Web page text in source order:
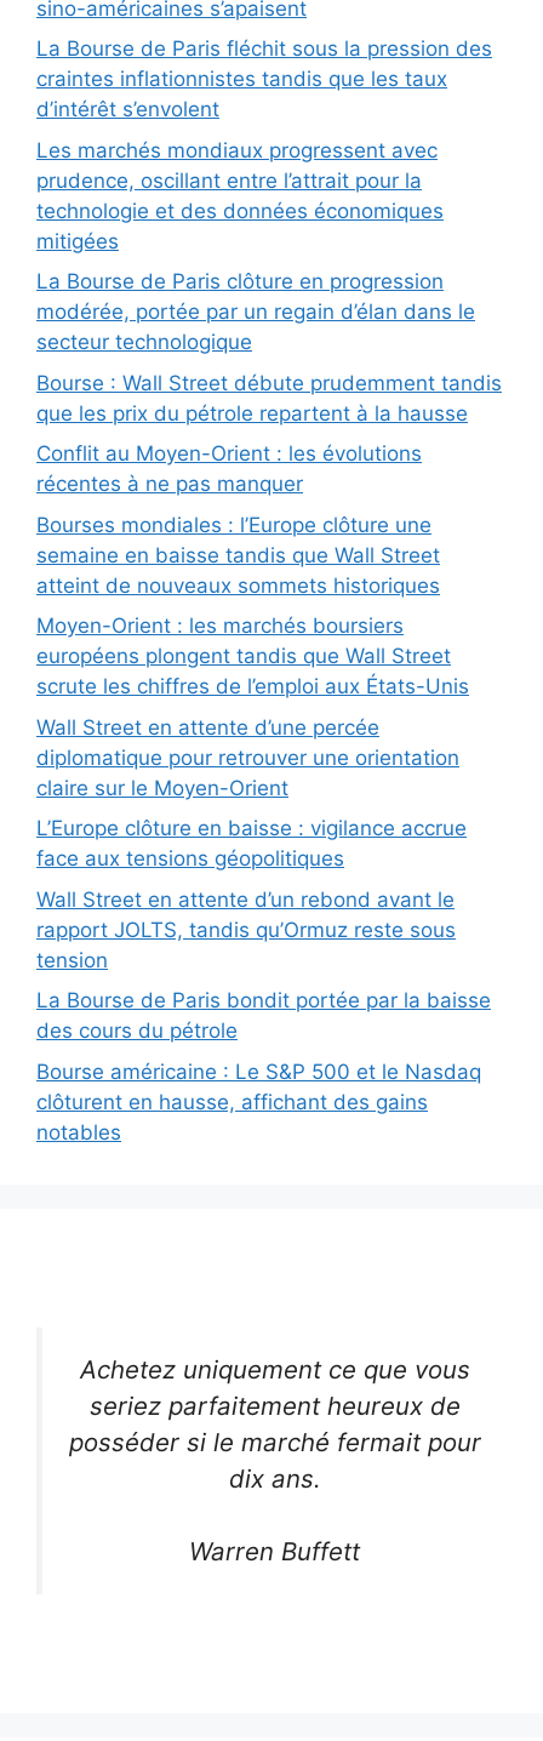
sino-américaines s’apaisent
La Bourse de Paris fléchit sous la pression des
craintes inflationnistes tandis que les taux
d’intérêt s’envolent
Les marchés mondiaux progressent avec
prudence, oscillant entre l’attrait pour la
technologie et des données économiques
mitigées
La Bourse de Paris clôture en progression
modérée, portée par un regain d’élan dans le
secteur technologique
Bourse : Wall Street débute prudemment tandis
que les prix du pétrole repartent à la hausse
Conflit au Moyen-Orient : les évolutions
récentes à ne pas manquer
Bourses mondiales : l’Europe clôture une
semaine en baisse tandis que Wall Street
atteint de nouveaux sommets historiques
Moyen-Orient : les marchés boursiers
européens plongent tandis que Wall Street
scrute les chiffres de l’emploi aux États-Unis
Wall Street en attente d’une percée
diplomatique pour retrouver une orientation
claire sur le Moyen-Orient
L’Europe clôture en baisse : vigilance accrue
face aux tensions géopolitiques
Wall Street en attente d’un rebond avant le
rapport JOLTS, tandis qu’Ormuz reste sous
tension
La Bourse de Paris bondit portée par la baisse
des cours du pétrole
Bourse américaine : Le S&P 500 et le Nasdaq
clôturent en hausse, affichant des gains
notables
Achetez uniquement ce que vous
seriez parfaitement heureux de
posséder si le marché fermait pour
dix ans.
Warren Buffett